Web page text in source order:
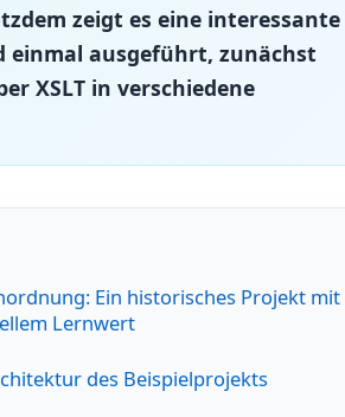
zeigt es eine interessante
einmal ausgeführt, zunächst
XSLT in verschiedene
Ein historisches Projekt mit
Lernwert
des Beispielprojekts